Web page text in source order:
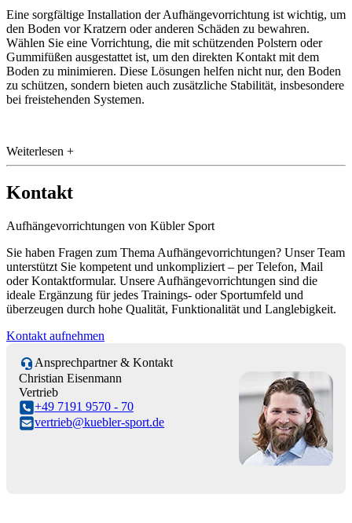
Eine sorgfältige Installation der Aufhängevorrichtung ist wichtig, um
den Boden vor Kratzern oder anderen Schäden zu bewahren.
Wählen Sie eine Vorrichtung, die mit schützenden Polstern oder
Gummifüßen ausgestattet ist, um den direkten Kontakt mit dem
Boden zu minimieren. Diese Lösungen helfen nicht nur, den Boden
zu schützen, sondern bieten auch zusätzliche Stabilität, insbesondere
bei freistehenden Systemen.
Weiterlesen +
Kontakt
Aufhängevorrichtungen von Kübler Sport
Sie haben Fragen zum Thema Aufhängevorrichtungen? Unser Team
unterstützt Sie kompetent und unkompliziert – per Telefon, Mail
oder Kontaktformular. Unsere Aufhängevorrichtungen sind die
ideale Ergänzung für jedes Trainings- oder Sportumfeld und
überzeugen durch hohe Qualität, Funktionalität und Langlebigkeit.
Kontakt aufnehmen
Ansprechpartner & Kontakt
Christian Eisenmann
Vertrieb
+49 7191 9570 - 70
vertrieb@kuebler-sport.de